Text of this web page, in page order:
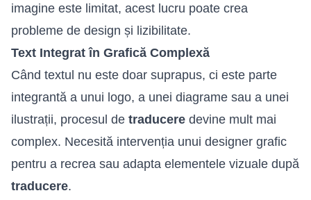
imagine este limitat, acest lucru poate crea
probleme de design și lizibilitate.
Text Integrat în Grafică Complexă
Când textul nu este doar suprapus, ci este parte
integrantă a unui logo, a unei diagrame sau a unei
ilustrații, procesul de traducere devine mult mai
complex. Necesită intervenția unui designer grafic
pentru a recrea sau adapta elementele vizuale după
traducere.